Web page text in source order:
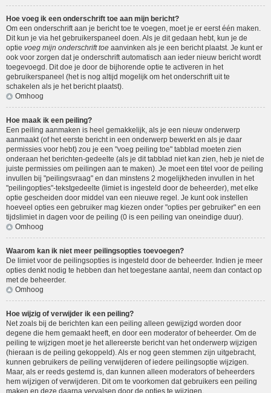
Hoe voeg ik een onderschrift toe aan mijn bericht?
Om een onderschrift aan je bericht toe te voegen, moet je er eerst één maken.
Dit kun je via het gebruikerspaneel doen. Als je dit gedaan hebt, kun je de
optie voeg mijn onderschrift toe aanvinken als je een bericht plaatst. Je kunt er
ook voor zorgen dat je onderschrift automatisch aan ieder nieuw bericht wordt
toegevoegd. Dit doe je door de bijhorende optie te activeren in het
gebruikerspaneel (het is nog altijd mogelijk om het onderschrift uit te
schakelen als je het bericht plaatst).
Omhoog
Hoe maak ik een peiling?
Een peiling aanmaken is heel gemakkelijk, als je een nieuw onderwerp
aanmaakt (of het eerste bericht in een onderwerp bewerkt en als je daar
permissies voor hebt) zou je een "voeg peiling toe" tabblad moeten zien
onderaan het berichten-gedeelte (als je dit tabblad niet kan zien, heb je niet de
juiste permissies om peilingen aan te maken). Je moet een titel voor de peiling
invullen bij "peilingsvraag" en dan minstens 2 mogelijkheden invullen in het
"peilingopties"-tekstgedeelte (limiet is ingesteld door de beheerder), met elke
optie gescheiden door middel van een nieuwe regel. Je kunt ook instellen
hoeveel opties een gebruiker mag kiezen onder "opties per gebruiker" en een
tijdslimiet in dagen voor de peiling (0 is een peiling van oneindige duur).
Omhoog
Waarom kan ik niet meer peilingsopties toevoegen?
De limiet voor de peilingsopties is ingesteld door de beheerder. Indien je meer
opties denkt nodig te hebben dan het toegestane aantal, neem dan contact op
met de beheerder.
Omhoog
Hoe wijzig of verwijder ik een peiling?
Net zoals bij de berichten kan een peiling alleen gewijzigd worden door
degene die hem gemaakt heeft, en door een moderator of beheerder. Om de
peiling te wijzigen moet je het allereerste bericht van het onderwerp wijzigen
(hieraan is de peiling gekoppeld). Als er nog geen stemmen zijn uitgebracht,
kunnen gebruikers de peiling verwijderen of iedere peilingsoptie wijzigen.
Maar, als er reeds gestemd is, dan kunnen alleen moderators of beheerders
hem wijzigen of verwijderen. Dit om te voorkomen dat gebruikers een peiling